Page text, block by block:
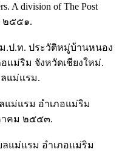
A division of The Post
๒๕๕๑.
.ป.ท. ประวัติหมู่บ้านหนอง
แม่ริม จังหวัดเชียงใหม่.
แม่แรม.
ม่แรม อำเภอแม่ริม
าคม ๒๕๕๓.
แม่แรม อำเภอแม่ริม